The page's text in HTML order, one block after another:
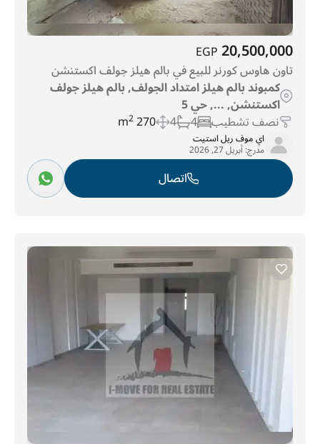
20,500,000
EGP
تاون هاوس كورنر للبيع في بالم هيلز جولف اكستنشن
كمبوند بالم هيلز امتداد الجولف, بالم هيلز جولف
اكستنشن, ..., حي 5
نصف تشطيب 4
4
270 m
2
اي موف ريل استيت
مدرج:أبريل 27, 2026
اتصال